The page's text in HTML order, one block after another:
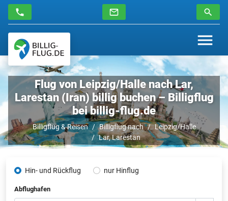
Flug von Leipzig/Halle nach Lar,
Larestan (Iran) billig buchen – Billigflug
bei billig-flug.de
Billigflug & Reisen Billigflug nach
Leipzig/Halle
Lar, Larestan
Hin- und Rückflug nur Hinflug
Abflughafen